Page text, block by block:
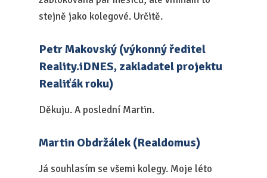
stejně jako kolegové. Určitě.
Petr Makovský (výkonný ředitel
Reality.iDNES, zakladatel projektu
Realiťák roku)
Děkuju. A poslední Martin.
Martin Obdržálek (Realdomus)
Já souhlasím se všemi kolegy. Moje léto